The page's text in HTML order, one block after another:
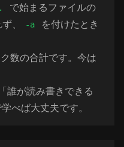
.
で始まるファイルの
、 -a
を付けたとき
数の合計です。今は
誰が読み書きできる
べば大丈夫です。